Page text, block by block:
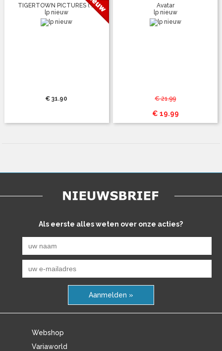
TIGERTOWN PICTURES ( ...
lp nieuw
€ 31.90
Avatar
lp nieuw
€ 21.99
€ 19.99
Als eerste alles weten over onze acties?
Aanmelden »
Webshop
Variaworld